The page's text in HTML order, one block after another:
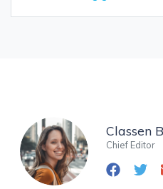
Classen
Chief Editor